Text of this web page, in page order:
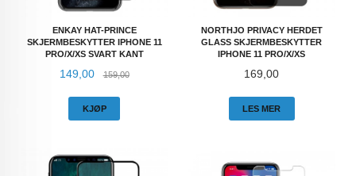
ENKAY HAT-PRINCE
SKJERMBESKYTTER IPHONE 11
PRO/X/XS SVART KANT
Tilbud
149,00 159,00Rabatt
KJØP
NORTHJO PRIVACY HERDET
GLASS SKJERMBESKYTTER
IPHONE 11 PRO/X/XS
Pris
169,00
LES MER